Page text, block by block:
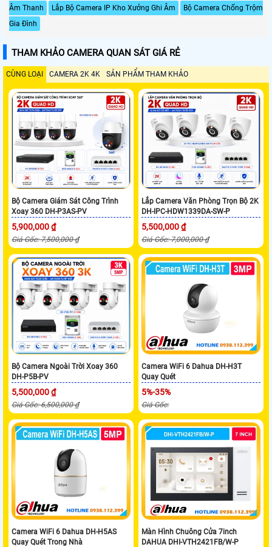
Âm Thanh
Lắp Bộ Camera IP Kho Xưởng Ghi Âm
Bộ Camera Chống Trộm
Gia Đình
THAM KHẢO CAMERA QUAN SÁT GIÁ RẺ
CÙNG LOẠI CAMERA 2K 4K SẢN PHẨM THAM KHẢO
Bộ Camera Giám Sát Công Trình
Xoay 360 DH-P3AS-PV
5,900,000 ₫
Giá Gốc: 7,500,000 ₫
Lắp Camera Văn Phòng Trọn Bộ 2K
DH-IPC-HDW1339DA-SW-P
5,500,000 ₫
Giá Gốc: 7,000,000 ₫
Bộ Camera Ngoài Trời Xoay 360
DH-P5B-PV
5,500,000 ₫
Giá Gốc: 6,500,000 ₫
Camera WiFi 6 Dahua DH-H3T
Quay Quét
5%-35%
Giá Gốc:
Camera WiFi 6 Dahua DH-H5AS
Quay Quét Trong Nhà
Màn Hình Chuông Cửa 7inch
DAHUA DHI-VTH2421FB/W-P